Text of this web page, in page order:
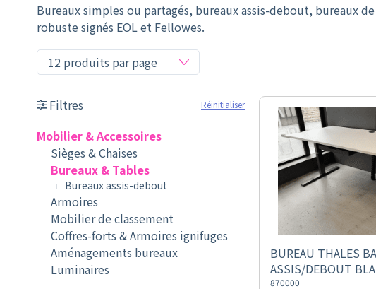
Bureaux simples ou partagés, bureaux assis-debout,
robuste signés EOL et Fellowes.
Filtres Réinitialiser
Mobilier & Accessoires
Sièges & Chaises
Bureaux & Tables
Bureaux assis-debout
Armoires
Mobilier de classement
Coffres-forts & Armoires ignifuges
Aménagements bureaux
Luminaires
BUREAU THALES
ASSIS/DEBOUT
870000